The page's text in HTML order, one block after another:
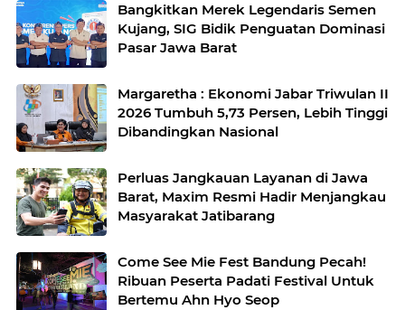
Bangkitkan Merek Legendaris Semen
Kujang, SIG Bidik Penguatan Dominasi
Pasar Jawa Barat
Margaretha : Ekonomi Jabar Triwulan II
2026 Tumbuh 5,73 Persen, Lebih Tinggi
Dibandingkan Nasional
Perluas Jangkauan Layanan di Jawa
Barat, Maxim Resmi Hadir Menjangkau
Masyarakat Jatibarang
Come See Mie Fest Bandung Pecah!
Ribuan Peserta Padati Festival Untuk
Bertemu Ahn Hyo Seop